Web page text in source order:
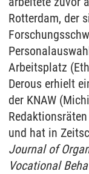
Rotterdam, der
Arbeitsplatz
Derous erhielt
der KNAW
und hat in
Journal of
Vocational